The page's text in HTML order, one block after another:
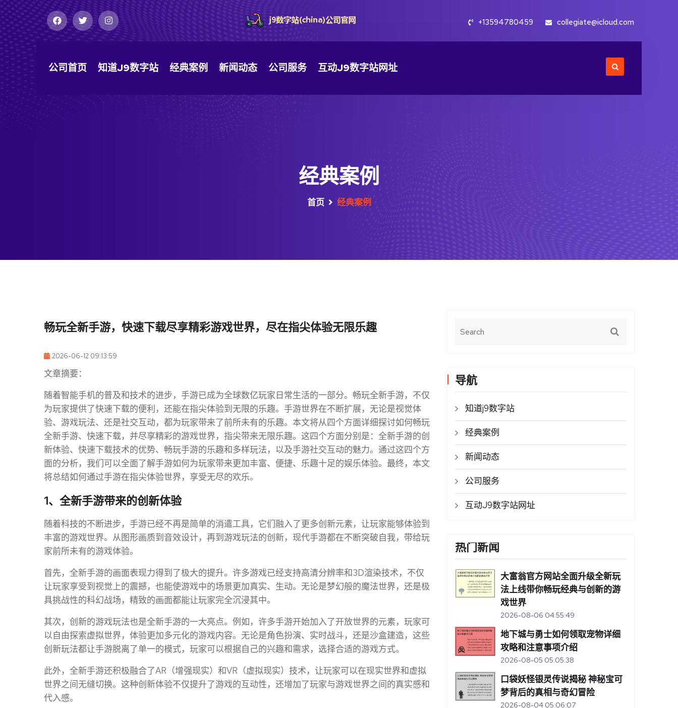
+13594780459 collegiate@icloud.com
公司首页 知道j9数字站 经典案例 新闻动态 公司服务 互动J9数字站网址
经典案例
首页 经典案例
畅玩全新手游，快速下载尽享精彩游戏世界，尽在指尖体验无限乐趣
2026-06-12 09:13:59
文章摘要：
随着智能手机的普及和技术的进步，手游已成为全球数亿玩家日常生活的一部分。畅玩全新手游，不仅
为玩家提供了快速下载的便利，还能在指尖体验到无限的乐趣。手游世界在不断扩展，无论是视觉体
验、游戏玩法、还是社交互动，都为玩家带来了前所未有的乐趣。本文将从四个方面详细探讨如何畅玩
全新手游、快速下载，并尽享精彩的游戏世界，指尖带来无限乐趣。这四个方面分别是：全新手游的创
新体验、快速下载技术的优势、畅玩手游的乐趣和多样玩法，以及手游社交互动的魅力。通过这四个方
面的分析，我们可以全面了解手游如何为玩家带来更加丰富、便捷、乐趣十足的娱乐体验。最终，本文
将总结如何通过手游在指尖体验世界，享受无尽的欢乐。
1、全新手游带来的创新体验
随着科技的不断进步，手游已经不再是简单的消遣工具，它们融入了更多创新元素，让玩家能够体验到
丰富的游戏世界。从图形画质到音效设计，再到游戏玩法的创新，现代手游都在不断突破自我，带给玩
家前所未有的游戏体验。
首先，全新手游的画面表现力得到了极大的提升。许多游戏已经支持高清分辨率和3D渲染技术，不仅
让玩家享受到视觉上的震撼，也能使游戏中的场景更加真实、生动。无论是梦幻般的魔法世界，还是极
具挑战性的科幻战场，精致的画面都能让玩家完全沉浸其中。
其次，创新的游戏玩法也是全新手游的一大亮点。例如，许多手游开始加入了开放世界的元素，玩家可
以自由探索虚拟世界，体验更加多元化的游戏内容。无论是角色扮演、实时战斗，还是沙盒建造，这些
创新玩法都让手游脱离了单一的模式，玩家可以根据自己的兴趣和需求，选择合适的游戏方式。
此外，全新手游还积极融合了AR（增强现实）和VR（虚拟现实）技术，让玩家可以在现实世界和虚拟
世界之间无缝切换。这种创新体验不仅提升了游戏的互动性，还增加了玩家与游戏世界之间的真实感和
代入感。
导航
知道j9数字站
经典案例
新闻动态
公司服务
互动J9数字站网址
热门新闻
大富翁官方网站全面升级全新玩
法上线带你畅玩经典与创新的游
戏世界
2026-08-06 04:55:49
地下城与勇士如何领取宠物详细
攻略和注意事项介绍
2026-08-05 05:05:38
口袋妖怪银灵传说揭秘 神秘宝可
梦背后的真相与奇幻冒险
2026-08-04 05:06:07